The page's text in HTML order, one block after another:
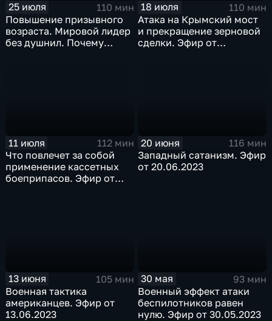
25 июля
110 мин
Повышение призывного
возраста. Мировой лидер
без душнил. Почему
18 июля
110 мин
Атака на Крымский мост
и прекращение зерновой
сделки. Эфир от
11 июля
112 мин
Что повлечет за собой
применение кассетных
боеприпасов. Эфир от
20 июня
116 мин
Западный сатанизм. Эфир
от 20.06.2023
13 июня
105 мин
Военная тактика
американцев. Эфир от
13.06.2023
30 мая
93 мин
Военный эффект атаки
беспилотников равен
нулю. Эфир от 30.05.2023